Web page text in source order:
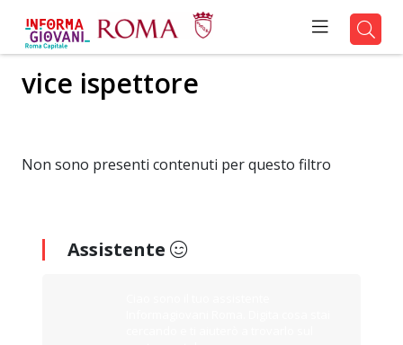
vice ispettore
Non sono presenti contenuti per questo filtro
Assistente